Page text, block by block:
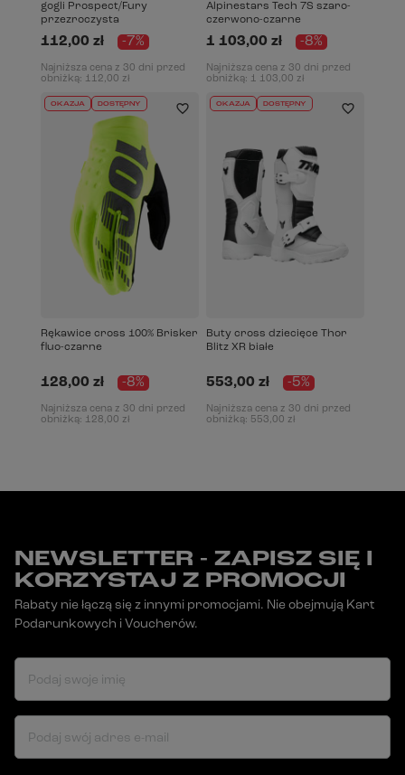
gogli Prospect/Fury
przezroczysta
112,00 zł -7%
Najniższa cena z 30 dni przed
obniżką: 112,00 zł
Alpinestars Tech 7S szaro-
czerwono-czarne
1 103,00 zł -8%
Najniższa cena z 30 dni przed
obniżką: 1 103,00 zł
OKAZJA DOSTĘPNY
Rękawice cross 100% Brisker
fluo-czarne
128,00 zł -8%
Najniższa cena z 30 dni przed
obniżką: 128,00 zł
OKAZJA DOSTĘPNY
Buty cross dziecięce Thor
Blitz XR białe
553,00 zł -5%
Najniższa cena z 30 dni przed
obniżką: 553,00 zł
NEWSLETTER - ZAPISZ SIĘ I
KORZYSTAJ Z PROMOCJI
Rabaty nie łączą się z innymi promocjami. Nie obejmują Kart
Podarunkowych i Voucherów.
Podaj swoje imię
Podaj swój adres e-mail